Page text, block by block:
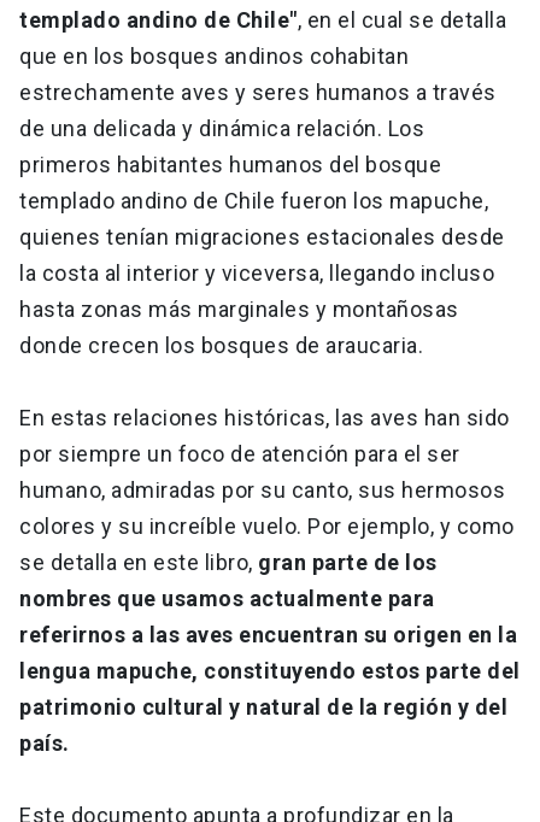
templado andino de Chile", en el cual se detalla
que en los bosques andinos cohabitan
estrechamente aves y seres humanos a través
de una delicada y dinámica relación. Los
primeros habitantes humanos del bosque
templado andino de Chile fueron los mapuche,
quienes tenían migraciones estacionales desde
la costa al interior y viceversa, llegando incluso
hasta zonas más marginales y montañosas
donde crecen los bosques de araucaria.
En estas relaciones históricas, las aves han sido
por siempre un foco de atención para el ser
humano, admiradas por su canto, sus hermosos
colores y su increíble vuelo. Por ejemplo, y como
se detalla en este libro, gran parte de los
nombres que usamos actualmente para
referirnos a las aves encuentran su origen en la
lengua mapuche, constituyendo estos parte del
patrimonio cultural y natural de la región y del
país.
Este documento apunta a profundizar en la